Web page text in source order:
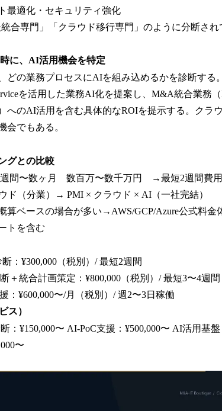
最適化・セキュリティ強化
合専門」「クラウド移行専門」のように分断され
に、AI活用機会を特定
どの業務プロセスにAIを組み込めるかを診断する。
を活用した業務AI化を提案し、M&A統合業務
へのAI活用を含む具体的なROIを提示する。クラ
会でもある。
グとの比較
間〜数ヶ月 数百万〜数千万円 →最短2週間費用
ド（分業）→ PMI × クラウド × AI（一社完結）
ベースの場合が多い→AWS/GCP/Azure公式料金
トを含む
断：¥300,000（税別）/ 最短2週間
＋統合計画策定：¥800,000（税別）/ 最短3〜4週
：¥600,000〜/月（税別）/ 週2〜3日稼働
ス）
：¥150,000〜 AI-PoC支援：¥500,000〜 AI活用基
〜